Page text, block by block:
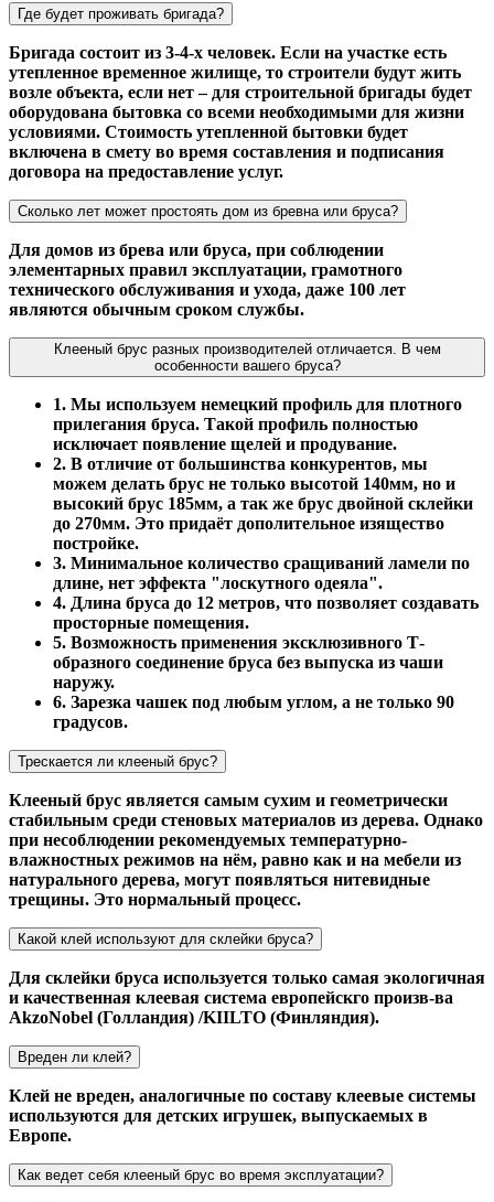
Где будет проживать бригада?
Бригада состоит из 3-4-х человек. Если на участке есть
утепленное временное жилище, то строители будут жить
возле объекта, если нет – для строительной бригады будет
оборудована бытовка со всеми необходимыми для жизни
условиями. Стоимость утепленной бытовки будет
включена в смету во время составления и подписания
договора на предоставление услуг.
Сколько лет может простоять дом из бревна или бруса?
Для домов из брева или бруса, при соблюдении
элементарных правил эксплуатации, грамотного
технического обслуживания и ухода, даже 100 лет
являются обычным сроком службы.
Клееный брус разных производителей отличается. В чем
особенности вашего бруса?
1. Мы используем немецкий профиль для плотного
прилегания бруса. Такой профиль полностью
исключает появление щелей и продувание.
2. В отличие от большинства конкурентов, мы
можем делать брус не только высотой 140мм, но и
высокий брус 185мм, а так же брус двойной склейки
до 270мм. Это придаёт дополительное изящество
постройке.
3. Минимальное количество сращиваний ламели по
длине, нет эффекта "лоскутного одеяла".
4. Длина бруса до 12 метров, что позволяет создавать
просторные помещения.
5. Возможность применения эксклюзивного Т-
образного соединение бруса без выпуска из чаши
наружу.
6. Зарезка чашек под любым углом, а не только 90
градусов.
Трескается ли клееный брус?
Клееный брус является самым сухим и геометрически
стабильным среди стеновых материалов из дерева. Однако
при несоблюдении рекомендуемых температурно-
влажностных режимов на нём, равно как и на мебели из
натурального дерева, могут появляться нитевидные
трещины. Это нормальный процесс.
Какой клей используют для склейки бруса?
Для склейки бруса используется только самая экологичная
и качественная клеевая система европейскго произв-ва
AkzoNobel (Голландия) /KIILTO (Финляндия).
Вреден ли клей?
Клей не вреден, аналогичные по составу клеевые системы
используются для детских игрушек, выпускаемых в
Европе.
Как ведет себя клееный брус во время эксплуатации?